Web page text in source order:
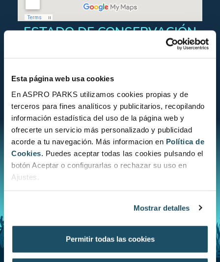
Esta página web usa cookies
En ASPRO PARKS utilizamos cookies propias y de
terceros para fines analíticos y publicitarios, recopilando
información estadística del uso de la página web y
ofrecerte un servicio más personalizado y publicidad
acorde a tu navegación. Más informacion en Política de
Cookies.
Puedes aceptar todas las cookies pulsando el
botón Aceptar o configurarlas o rechazar su uso en
Ajustes.
Mostrar detalles
Permitir todas las cookies
ESTADO DE CONSERVACIÓN
CONOCE EL ESTADO DE CONSERVACIÓN